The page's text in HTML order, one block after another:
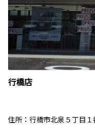
行橋店
住所：行橋市北泉５丁目１